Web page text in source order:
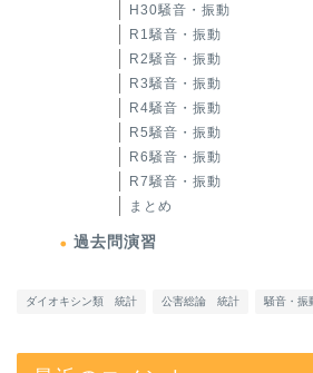
H30騒音・振動
R1騒音・振動
R2騒音・振動
R3騒音・振動
R4騒音・振動
R5騒音・振動
R6騒音・振動
R7騒音・振動
まとめ
過去問演習
ダイオキシン類 統計 公害総論 統計 騒音・